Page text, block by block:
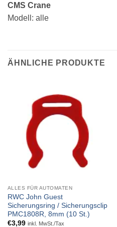
CMS Crane
Modell: alle
ÄHNLICHE PRODUKTE
ALLES FÜR AUTOMATEN
RWC John Guest
Sicherungsring / Sicherungsclip
PMC1808R, 8mm (10 St.)
€3,99 inkl. MwSt./Tax